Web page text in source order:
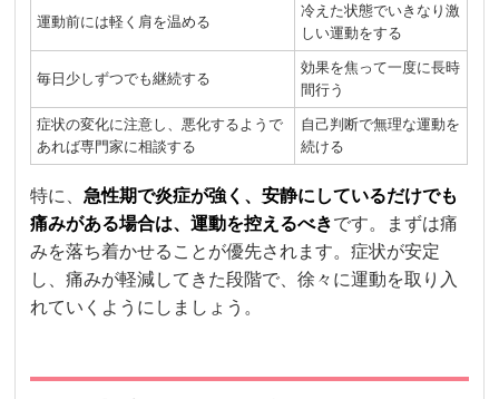
運動前には軽く肩を温める
冷えた状態でいきなり激
しい運動をする
毎日少しずつでも継続する
効果を焦って一度に長時
間行う
症状の変化に注意し、悪化するようで
あれば専門家に相談する
自己判断で無理な運動を
続ける
特に、急性期で炎症が強く、安静にしているだけでも
痛みがある場合は、運動を控えるべきです。まずは痛
みを落ち着かせることが優先されます。症状が安定
し、痛みが軽減してきた段階で、徐々に運動を取り入
れていくようにしましょう。